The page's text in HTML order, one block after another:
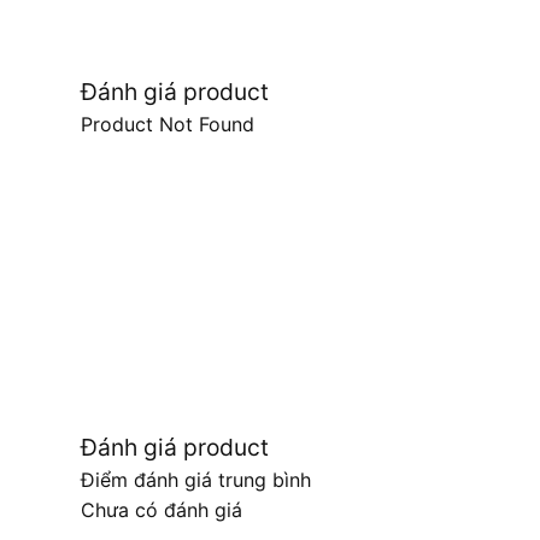
Đánh giá product
Product Not Found
Đánh giá product
Điểm đánh giá trung bình
Chưa có đánh giá